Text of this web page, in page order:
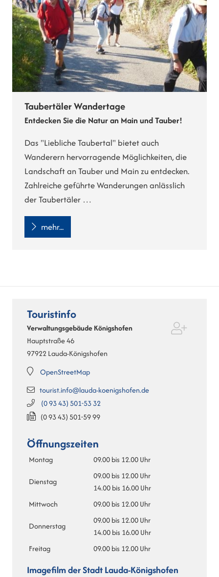
Taubertäler Wandertage
Entdecken Sie die Natur an Main und Tauber!
Das "Liebliche Taubertal" bietet auch
Wanderern hervorragende Möglichkeiten, die
Landschaft an Tauber und Main zu entdecken.
Zahlreiche geführte Wanderungen anlässlich
der Taubertäler …
mehr...
Touristinfo
Verwaltungsgebäude Königshofen
Hauptstraße 46
97922Lauda-Königshofen
OpenStreetMap
tourist.info@lauda-koenigshofen.de
(09343) 501-5332
(09343) 501-5999
Öffnungszeiten
Montag 09.00 bis 12.00 Uhr
Dienstag
09.00 bis 12.00 Uhr
14.00 bis 16.00 Uhr
Mittwoch
09.00 bis 12.00 Uhr
Donnerstag
09.00 bis 12.00 Uhr
14.00 bis 16.00 Uhr
Freitag
09.00 bis 12.00 Uhr
Imagefilm der Stadt Lauda-Königshofen